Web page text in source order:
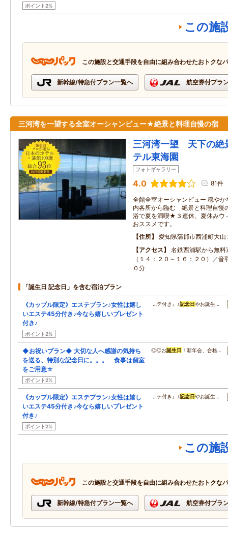
ポイント2%
この施
この施設と交通手段を自由に組み合わせたおトクな
新幹線/特急付プラン一覧へ 航空券付プラ
三河湾を一望する全室オーシャンビュー★絶景と料理自慢の宿
三河湾一望 天下の
テル東海園
フォトギャラリー
4.0 81件
全館全室オーシャンビュー 穏や
内各所から臨む 絶景と料理自慢
浴で夏を満喫★３連休、夏休みウ
おススメです。
住所
愛知県蒲郡市西浦町大
アクセス
名鉄西浦駅から無
（１４：２０～１６：２０）／音
０分
「誕生日 記念日」を含む宿泊プラン
《カップル限定》エステプラン♪女性は嬉し
いエステ45分付き♪今なら嬉しいプレゼント
付き♪
ポイント2%
…テ付き』♪記念日やお誕生…
◆お祝いプラン◆ 大切な人へ感謝の気持ち
を送る、特別な記念日に。。。 食事は個室
をご用意☆
ポイント2%
◎◎お誕生日 ！新年会、合格…
《カップル限定》エステプラン♪女性は嬉し
いエステ45分付き♪今なら嬉しいプレゼント
付き♪
ポイント2%
…テ付き』♪記念日やお誕生…
この施
この施設と交通手段を自由に組み合わせたおトクな
新幹線/特急付プラン一覧へ 航空券付プラ